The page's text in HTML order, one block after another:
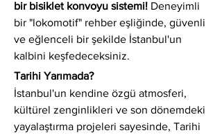
bir bisiklet konvoyu sistemi! Deneyimli
bir "lokomotif" rehber eşliğinde, güvenli
ve eğlenceli bir şekilde İstanbul'un
kalbini keşfedeceksiniz.
Tarihi Yarımada?
İstanbul'un kendine özgü atmosferi,
kültürel zenginlikleri ve son dönemdeki
yayalaştırma projeleri sayesinde, Tarihi